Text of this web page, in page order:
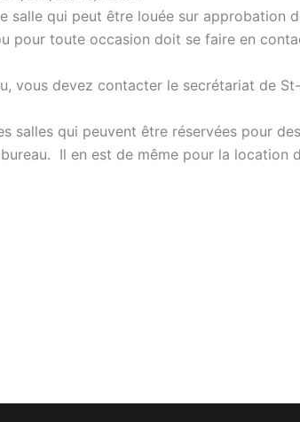
salle qui peut être louée sur approbation
pour toute occasion doit se faire en
vous devez contacter le secrétariat de
salles qui peuvent être réservées pour
Il en est de même pour la location